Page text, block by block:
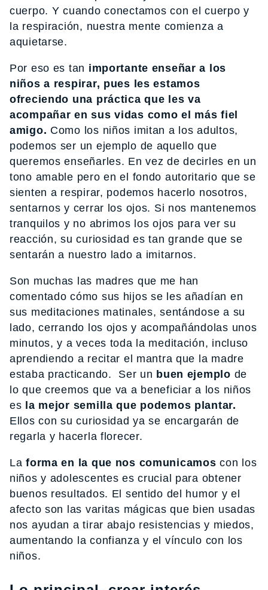
cuerpo. Y cuando conectamos con el cuerpo y
la respiración, nuestra mente comienza a
aquietarse.
Por eso es tan importante enseñar a los
niños a respirar, pues les estamos
ofreciendo una práctica que les va
acompañar en sus vidas como el más fiel
amigo. Como los niños imitan a los adultos,
podemos ser un ejemplo de aquello que
queremos enseñarles. En vez de decirles en un
tono amable pero en el fondo autoritario que se
sienten a respirar, podemos hacerlo nosotros,
sentarnos y cerrar los ojos. Si nos mantenemos
tranquilos y no abrimos los ojos para ver su
reacción, su curiosidad es tan grande que se
sentarán a nuestro lado a imitarnos.
Son muchas las madres que me han
comentado cómo sus hijos se les añadían en
sus meditaciones matinales, sentándose a su
lado, cerrando los ojos y acompañándolas unos
minutos, y a veces toda la meditación, incluso
aprendiendo a recitar el mantra que la madre
estaba practicando. Ser un buen ejemplo de
lo que creemos que va a beneficiar a los niños
es la mejor semilla que podemos plantar.
Ellos con su curiosidad ya se encargarán de
regarla y hacerla florecer.
La forma en la que nos comunicamos con los
niños y adolescentes es crucial para obtener
buenos resultados. El sentido del humor y el
afecto son las varitas mágicas que bien usadas
nos ayudan a tirar abajo resistencias y miedos,
aumentando la confianza y el vínculo con los
niños.